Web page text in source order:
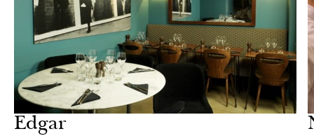
Edgar